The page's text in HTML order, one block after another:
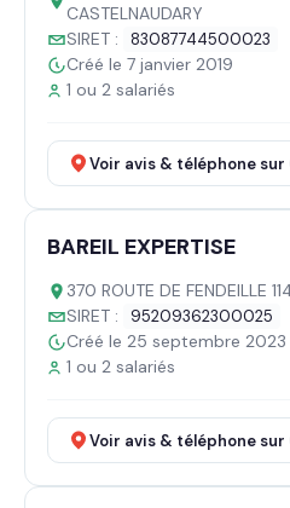
CASTELNAUDARY
SIRET :
83087744500023
Créé le 7 janvier 2019
1 ou 2 salariés
Voir avis & téléphone sur
BAREIL EXPERTISE
370 ROUTE DE FENDEILLE
SIRET :
95209362300025
Créé le 25 septembre 2023
1 ou 2 salariés
Voir avis & téléphone sur